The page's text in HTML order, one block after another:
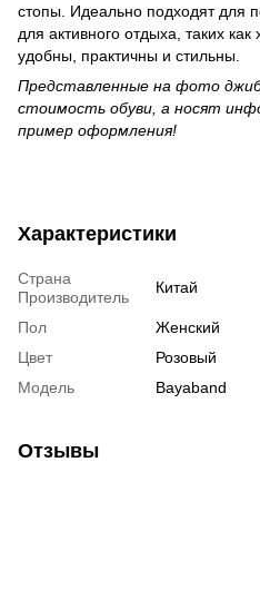
стопы. Идеально подходят для
для активного отдыха, таких
удобны, практичны и стильны.
Представленные на фото
стоимость обуви, а носят
пример оформления!
Характеристики
Страна
Производитель
Китай
Пол
Женский
Цвет
Розовый
Модель
Bayaband
Отзывы